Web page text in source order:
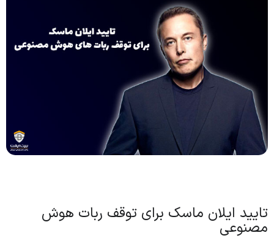
تایید ایلان ماسک برای توقف ربات هوش
مصنوعی